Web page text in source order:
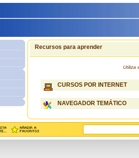
Recursos para aprender
Utiliza
CURSOS POR INTERNET
NAVEGADOR TEMÁTICO